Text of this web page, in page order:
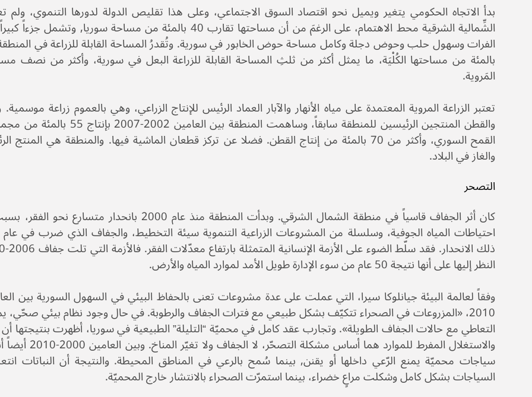
بدأ الاتجاه الحكومي يتغير ويميل نحو اقتصاد السوق الاجتماعي، وعلى هذا تقليص الدولة لدورها التنموي، ولم
الشِّمالية الشرقية محط الاهتمام، على الرغمَ من أن مساحتها تقارب 40 بالمئة من مساحة
بالمئة من مساحتها الكُلْيَة، ما يمثل أكثر من ثلثِ المساحة القابلة للزراعة البعل في سورية، وأكثر من نصف
المَروية.
تعتبر الزراعة المروية المعتمدة على مياه الأنهار والآبار العماد الرئيس للإنتاج الزراعي، وهي بالعموم زراعة
والقطن المنتجين الرئيسين للمنطقة سابقاً، وساهمت المنطقة
القمح السوري، وأكثر من 70 بالمئة من إنتاج القطن. فضلا عن تركز قطعان الماشية فيها. والمنطقة هي
والغاز في البلاد.
التصحر
كان أثر الجفاف قاسياً في منطقة الشمال الشرقي. وبدأت المنطقة منذ عام 2000
النظر إليها على أنها نتيجة 50 عام من سوء الإدارة طويل الأمد لموارد المياه والأرض.
2010، «المزروعات في الصحراء تتكيّف بشكل طبيعي مع فترات الجفاف والرطوبة. في حال وجود نظام بيئي صحّي،
التعاطي مع حالات الجفاف الطويلة». وتجارب عقد كامل في محميّة “التليلة” الطبيعية في سوريا، أظهرت بنتيجتها أن
والاستغلال المفرط للموارد هما
سياجات محميّة يمنع الرّعي داخلها أو يقنن, بينما سُمح بالرعي في المناطق المحيطة. والنتيجة أن النباتات
السياجات بشكل كامل وشكلت مراعٍ خضراء، بينما استمرّت الصحراء بالانتشار خارج المحميّة.